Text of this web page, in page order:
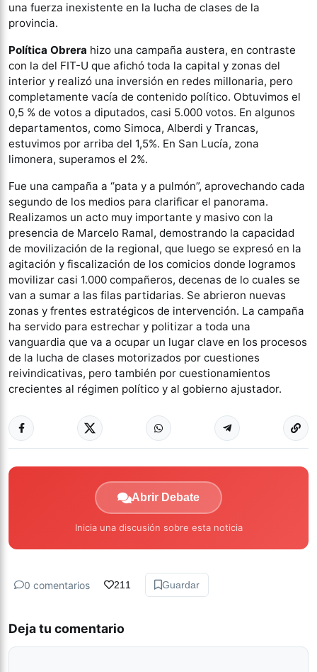
una fuerza inexistente en la lucha de clases de la
provincia.
Política Obrera hizo una campaña austera, en contraste
con la del FIT-U que afichó toda la capital y zonas del
interior y realizó una inversión en redes millonaria, pero
completamente vacía de contenido político. Obtuvimos el
0,5 % de votos a diputados, casi 5.000 votos. En algunos
departamentos, como Simoca, Alberdi y Trancas,
estuvimos por arriba del 1,5%. En San Lucía, zona
limonera, superamos el 2%.
Fue una campaña a “pata y a pulmón”, aprovechando cada
segundo de los medios para clarificar el panorama.
Realizamos un acto muy importante y masivo con la
presencia de Marcelo Ramal, demostrando la capacidad
de movilización de la regional, que luego se expresó en la
agitación y fiscalización de los comicios donde logramos
movilizar casi 1.000 compañeros, decenas de lo cuales se
van a sumar a las filas partidarias. Se abrieron nuevas
zonas y frentes estratégicos de intervención. La campaña
ha servido para estrechar y politizar a toda una
vanguardia que va a ocupar un lugar clave en los procesos
de la lucha de clases motorizados por cuestiones
reivindicativas, pero también por cuestionamientos
crecientes al régimen político y al gobierno ajustador.
Abrir Debate
Inicia una discusión sobre esta noticia
0 comentarios 211 Guardar
Deja tu comentario